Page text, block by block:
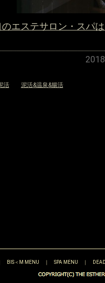
のエステサロン・スパ
活 泥活&温泉&腸活»
BIS＜M MENU ｜ SPA MENU ｜